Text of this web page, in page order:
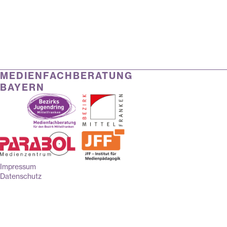
MEDIENFACHBERATUNG
BAYERN
Impressum
Datenschutz